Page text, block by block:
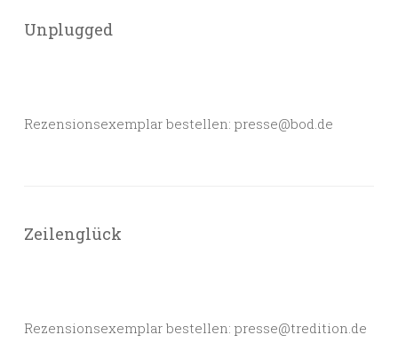
Unplugged
Rezensionsexemplar bestellen: presse@bod.de
Zeilenglück
Rezensionsexemplar bestellen: presse@tredition.de